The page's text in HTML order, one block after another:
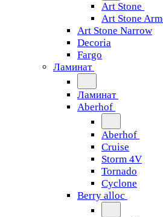
Art Stone
Art Stone
Art Stone Narrow
Decoria
Fargo
Ламинат
Ламинат
Aberhof
Aberhof
Cruise
Storm 4V
Tornado
Сyclone
Berry alloc